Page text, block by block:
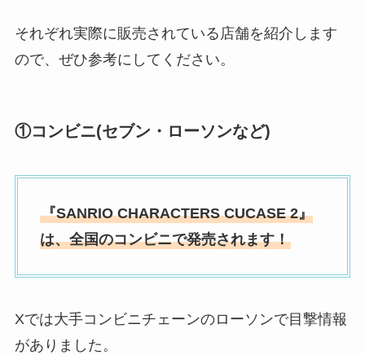
それぞれ実際に販売されている店舗を紹介します
ので、ぜひ参考にしてください。
①コンビニ(セブン・ローソンなど)
『SANRIO CHARACTERS CUCASE 2』
は、全国のコンビニで発売されます！
Xでは大手コンビニチェーンのローソンで目撃情報
がありました。